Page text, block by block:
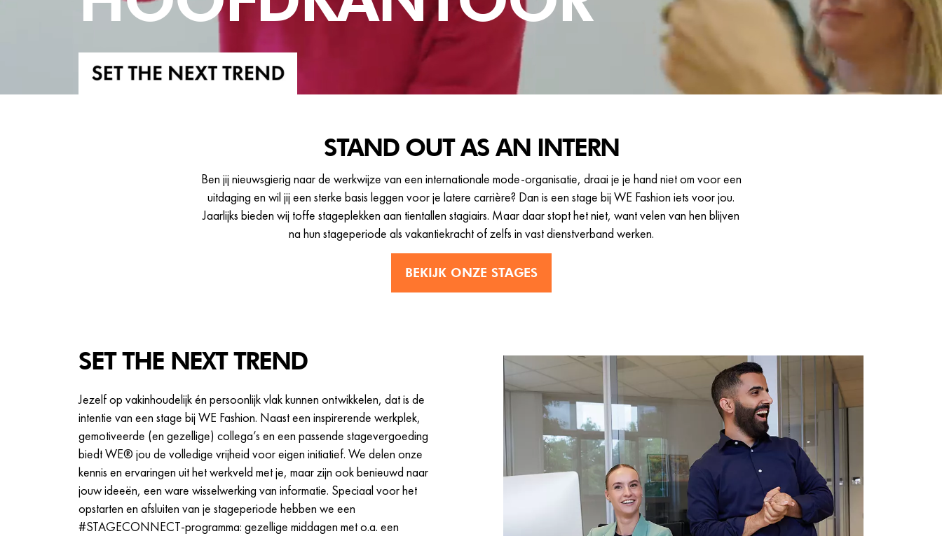
STAND OUT AS AN INTERN
Ben jij nieuwsgierig naar de werkwijze van een internationale mode-organisatie, draai je je hand niet om voor een
uitdaging en wil jij een sterke basis leggen voor je latere carrière? Dan is een stage bij WE Fashion iets voor jou.
Jaarlijks bieden wij toffe stageplekken aan tientallen stagiairs. Maar daar stopt het niet, want velen van hen blijven
na hun stageperiode als vakantiekracht of zelfs in vast dienstverband werken.
BEKIJK ONZE STAGES
SET THE NEXT TREND
Jezelf op vakinhoudelijk én persoonlijk vlak kunnen ontwikkelen, dat is de
intentie van een stage bij WE Fashion. Naast een inspirerende werkplek,
gemotiveerde (en gezellige) collega’s en een passende stagevergoeding
biedt WE® jou de volledige vrijheid voor eigen initiatief. We delen onze
kennis en ervaringen uit het werkveld met je, maar zijn ook benieuwd naar
jouw ideeën, een ware wisselwerking van informatie. Speciaal voor het
opstarten en afsluiten van je stageperiode hebben we een
#STAGECONNECT-programma: gezellige middagen met o.a. een